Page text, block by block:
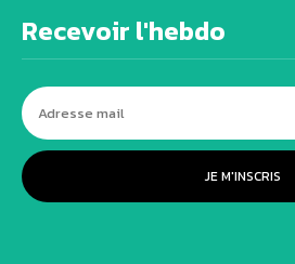
Recevoir l'hebdo
JE M'INSCRIS